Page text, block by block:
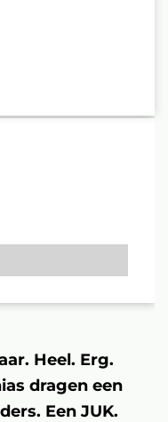
Heel. Erg.
dragen een
Een JUK.